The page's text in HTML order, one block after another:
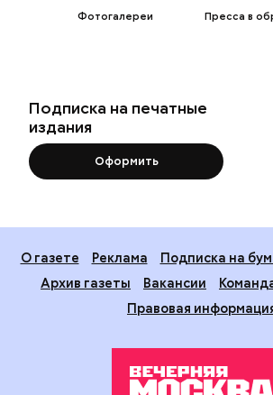
Фотогалереи
Пресса в
Подписка на печатные
издания
Оформить
О газете Реклама
Подписка на
Архив газеты
Вакансии
Правовая